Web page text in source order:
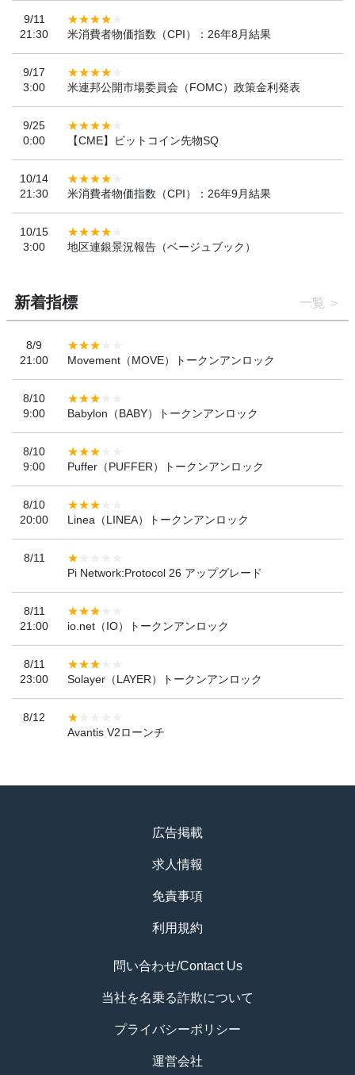
9/11
21:30
米消費者物価指数（CPI）：26年8月結果
9/17
3:00
米連邦公開市場委員会（FOMC）政策金利発表
9/25
0:00
【CME】ビットコイン先物SQ
10/14
21:30
米消費者物価指数（CPI）：26年9月結果
10/15
3:00
地区連銀景況報告（ベージュブック）
新着指標 一覧
8/9
21:00
Movement（MOVE）トークンアンロック
8/10
9:00
Babylon（BABY）トークンアンロック
8/10
9:00
Puffer（PUFFER）トークンアンロック
8/10
20:00
Linea（LINEA）トークンアンロック
8/11
Pi Network:Protocol 26 アップグレード
8/11
21:00
io.net（IO）トークンアンロック
8/11
23:00
Solayer（LAYER）トークンアンロック
8/12
Avantis V2ローンチ
広告掲載
求人情報
免責事項
利用規約
問い合わせ/Contact Us
当社を名乗る詐欺について
プライバシーポリシー
運営会社